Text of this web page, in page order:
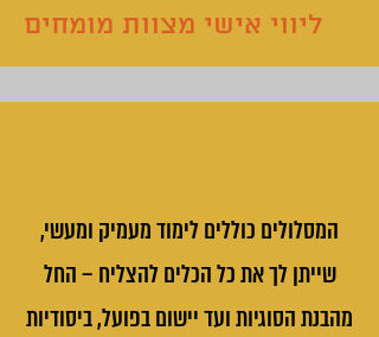
ליווי אישי מצוות מומחים
המסלולים כוללים לימוד מעמיק ומעשי,
שייתן לך את כל הכלים להצליח – החל
מהבנת הסוגיות ועד יישום בפועל, ביסודיות